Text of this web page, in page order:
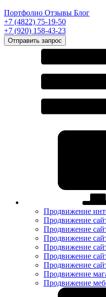
Портфолио Отзывы Блог
+7 (4822) 75-19-50
+7 (920) 158-43-23
Отправить запрос
Продвижение
Продвижение
Продвижение
Продвижение
Продвижение
Продвижение
Продвижение
Продвижение
Продвижение